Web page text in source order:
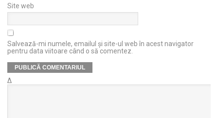
Site web
Salvează-mi numele, emailul și site-ul web în acest navigator
pentru data viitoare când o să comentez.
Δ